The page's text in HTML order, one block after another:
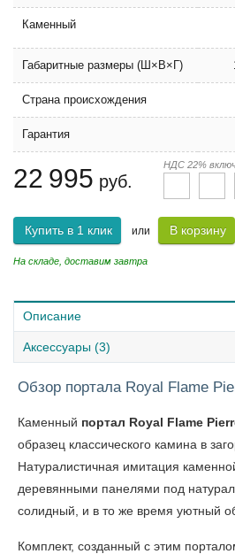
Каменный
Габаритные размеры (Ш×В×Г)
Страна происхождения
Гарантия
22 995 руб.
НДС 22%
Купить в 1 клик или В корзину
На складе, доставим завтра
Описание
Аксессуары (3)
Обзор портала Royal Flame
Каменный портал Royal Flame
образец классического камина в
Натуралистичная имитация
деревянными панелями под
солидный, и в то же время уютный
Комплект, созданный с этим